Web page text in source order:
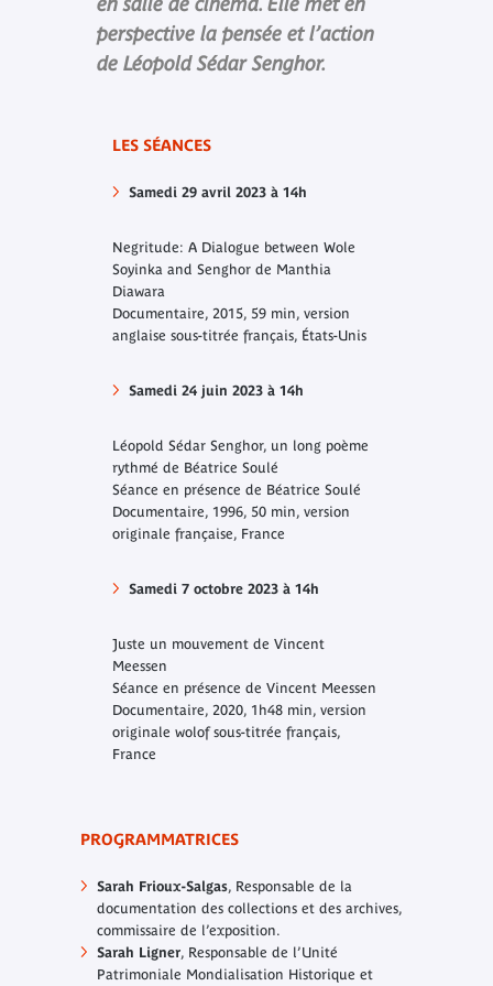
perspective la pensée et l’action
de Léopold Sédar Senghor.
LES SÉANCES
Samedi 29 avril 2023 à 14h
Negritude: A Dialogue between Wole
Soyinka and Senghor de Manthia
Diawara
Documentaire, 2015, 59 min, version
anglaise sous-titrée français, États-Unis
Samedi 24 juin 2023 à 14h
Léopold Sédar Senghor, un long poème
rythmé de Béatrice Soulé
Séance en présence de Béatrice Soulé
Documentaire, 1996, 50 min, version
originale française, France
Samedi 7 octobre 2023 à 14h
Juste un mouvement de Vincent
Meessen
Séance en présence de Vincent Meessen
Documentaire, 2020, 1h48 min, version
originale wolof sous-titrée français,
France
PROGRAMMATRICES
Sarah Frioux-Salgas, Responsable de la
documentation des collections et des archives,
commissaire de l’exposition.
Sarah Ligner, Responsable de l’Unité
Patrimoniale Mondialisation Historique et